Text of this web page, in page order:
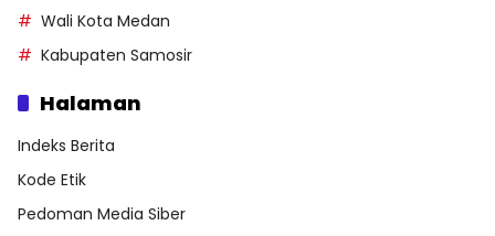
Wali Kota Medan
Kabupaten Samosir
Halaman
Indeks Berita
Kode Etik
Pedoman Media Siber